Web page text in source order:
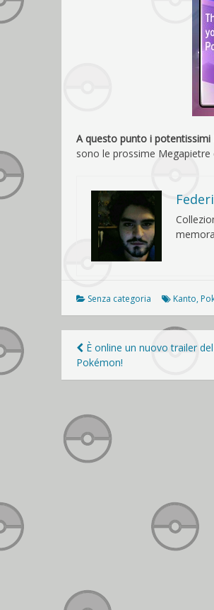
A questo punto i
sono le prossime
Senza categoria Kanto,
Navigazione
articoli
È online un nuovo trailer
Pokémon!